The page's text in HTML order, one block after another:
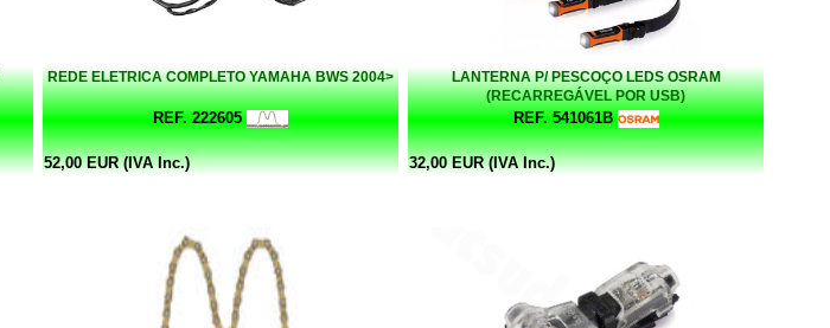
REDE ELETRICA COMPLETO YAMAHA BWS 2004>
REF. 222605
52,00 EUR (IVA Inc.)
LANTERNA P/ PESCOÇO LEDS OSRAM
(RECARREGÁVEL POR USB)
REF. 541061B
32,00 EUR (IVA Inc.)